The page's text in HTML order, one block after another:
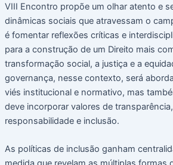
VIII Encontro propõe um olhar atento e
dinâmicas sociais que atravessam o
é fomentar reflexões críticas e
para a construção de um Direito mais
transformação social, a justiça e a
governança, nesse contexto, será
viés institucional e normativo, mas
deve incorporar valores de
responsabilidade e inclusão.
As políticas de inclusão ganham